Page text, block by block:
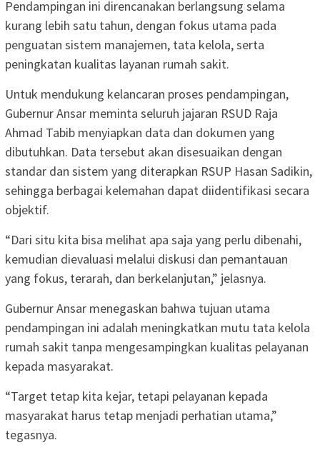
Pendampingan ini direncanakan berlangsung selama
kurang lebih satu tahun, dengan fokus utama pada
penguatan sistem manajemen, tata kelola, serta
peningkatan kualitas layanan rumah sakit.
Untuk mendukung kelancaran proses pendampingan,
Gubernur Ansar meminta seluruh jajaran RSUD Raja
Ahmad Tabib menyiapkan data dan dokumen yang
dibutuhkan. Data tersebut akan disesuaikan dengan
standar dan sistem yang diterapkan RSUP Hasan Sadikin,
sehingga berbagai kelemahan dapat diidentifikasi secara
objektif.
“Dari situ kita bisa melihat apa saja yang perlu dibenahi,
kemudian dievaluasi melalui diskusi dan pemantauan
yang fokus, terarah, dan berkelanjutan,” jelasnya.
Gubernur Ansar menegaskan bahwa tujuan utama
pendampingan ini adalah meningkatkan mutu tata kelola
rumah sakit tanpa mengesampingkan kualitas pelayanan
kepada masyarakat.
“Target tetap kita kejar, tetapi pelayanan kepada
masyarakat harus tetap menjadi perhatian utama,”
tegasnya.